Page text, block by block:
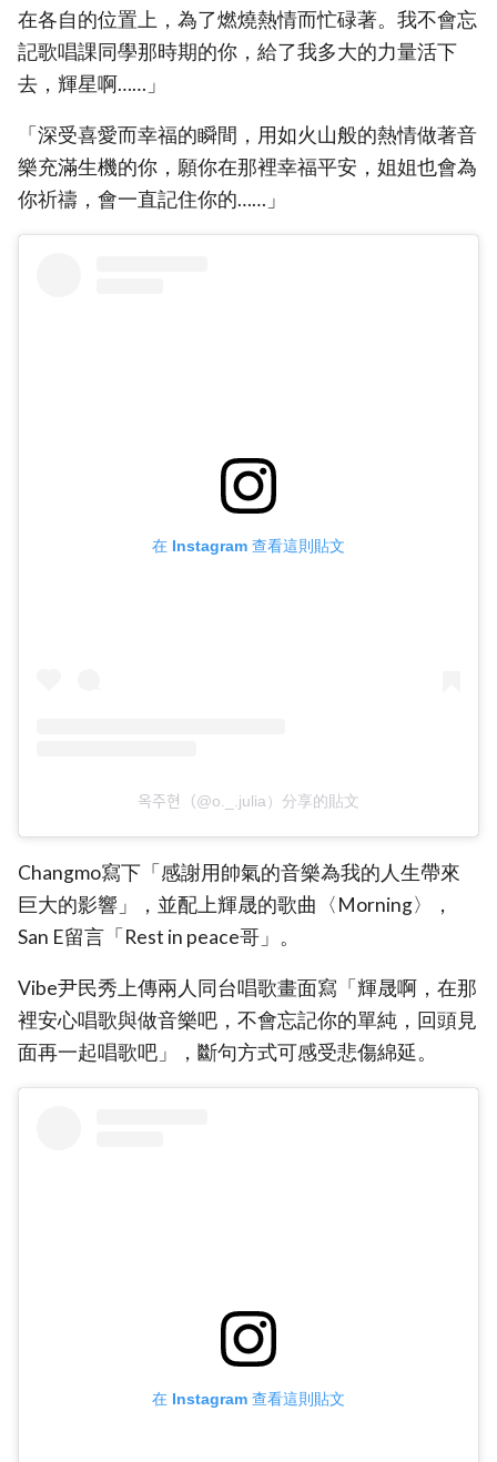
在各自的位置上，為了燃燒熱情而忙碌著。我不會忘
記歌唱課同學那時期的你，給了我多大的力量活下
去，輝星啊……」
「深受喜愛而幸福的瞬間，用如火山般的熱情做著音
樂充滿生機的你，願你在那裡幸福平安，姐姐也會為
你祈禱，會一直記住你的……」
在 Instagram 查看這則貼文
옥주현（@o._.julia）分享的貼文
Changmo寫下「感謝用帥氣的音樂為我的人生帶來
巨大的影響」，並配上輝晟的歌曲〈Morning〉，
San E留言「Rest in peace哥」。
Vibe尹民秀上傳兩人同台唱歌畫面寫「輝晟啊，在那
裡安心唱歌與做音樂吧，不會忘記你的單純，回頭見
面再一起唱歌吧」，斷句方式可感受悲傷綿延。
在 Instagram 查看這則貼文